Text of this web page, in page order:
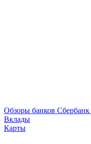
Обзоры банков Сбербанк
Вклады
Карты